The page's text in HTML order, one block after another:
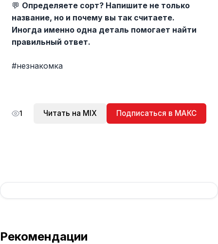
💬 Определяете сорт? Напишите не только
название, но и почему вы так считаете.
Иногда именно одна деталь помогает найти
правильный ответ.
#незнакомка
1 Читать на MIX Подписаться в МАКС
Рекомендации